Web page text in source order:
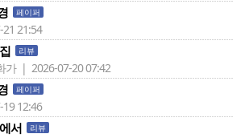
페이퍼
21:54
리뷰
가 | 2026-07-20 07:42
페이퍼
12:46
서 리뷰